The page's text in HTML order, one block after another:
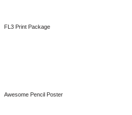
FL3 Print Package
Awesome Pencil Poster